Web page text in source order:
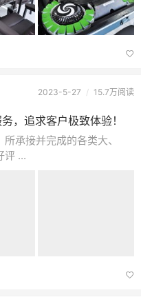
2023-5-27 / 15.7万阅读
，追求客户极致体验！
接并完成的各类大、
评 ...